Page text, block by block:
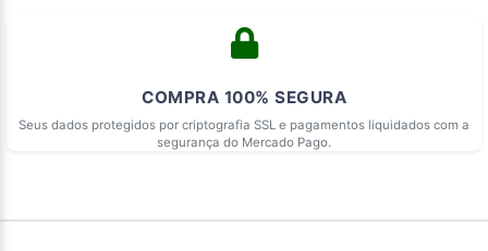
COMPRA 100% SEGURA
Seus dados protegidos por criptografia SSL e pagamentos liquidados com a
segurança do Mercado Pago.